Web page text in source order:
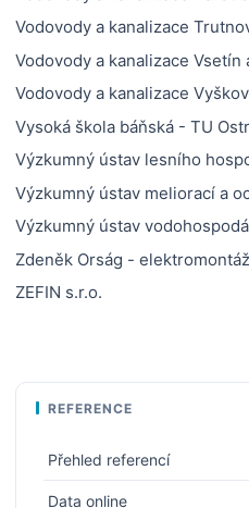
Vodovody a kanalizace
Vodovody a kanalizace Vsetín
Vodovody a kanalizace
Vysoká škola báňská - TU
Výzkumný ústav lesního
Výzkumný ústav meliorací a
Výzkumný ústav
Zdeněk Orság -
ZEFIN s.r.o.
REFERENCE
Přehled referencí
Data online